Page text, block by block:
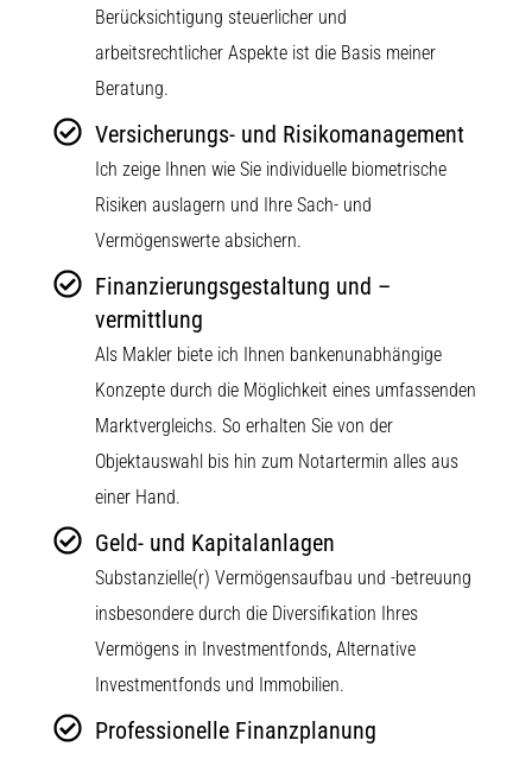
Berücksichtigung steuerlicher und
arbeitsrechtlicher Aspekte ist die Basis meiner
Beratung.
Versicherungs- und Risikomanagement
Ich zeige Ihnen wie Sie individuelle biometrische
Risiken auslagern und Ihre Sach- und
Vermögenswerte absichern.
Finanzierungsgestaltung und –
vermittlung
Als Makler biete ich Ihnen bankenunabhängige
Konzepte durch die Möglichkeit eines umfassenden
Marktvergleichs. So erhalten Sie von der
Objektauswahl bis hin zum Notartermin alles aus
einer Hand.
Geld- und Kapitalanlagen
Substanzielle(r) Vermögensaufbau und -betreuung
insbesondere durch die Diversifikation Ihres
Vermögens in Investmentfonds, Alternative
Investmentfonds und Immobilien.
Professionelle Finanzplanung